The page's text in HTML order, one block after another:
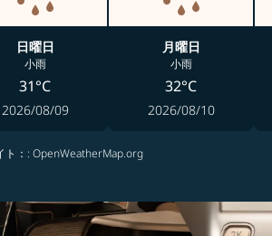
日曜日
小雨
31°C
2026/08/09
月曜日
小雨
32°C
2026/08/10
： : OpenWeatherMap.org